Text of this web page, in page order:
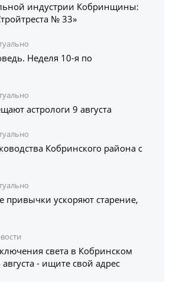
индустрии Кобринщины:
№ 33»
Неделя 10-я по
астрологи 9 августа
Кобринского района с
привычки ускоряют старение,
света в Кобринском
- ищите свой адрес